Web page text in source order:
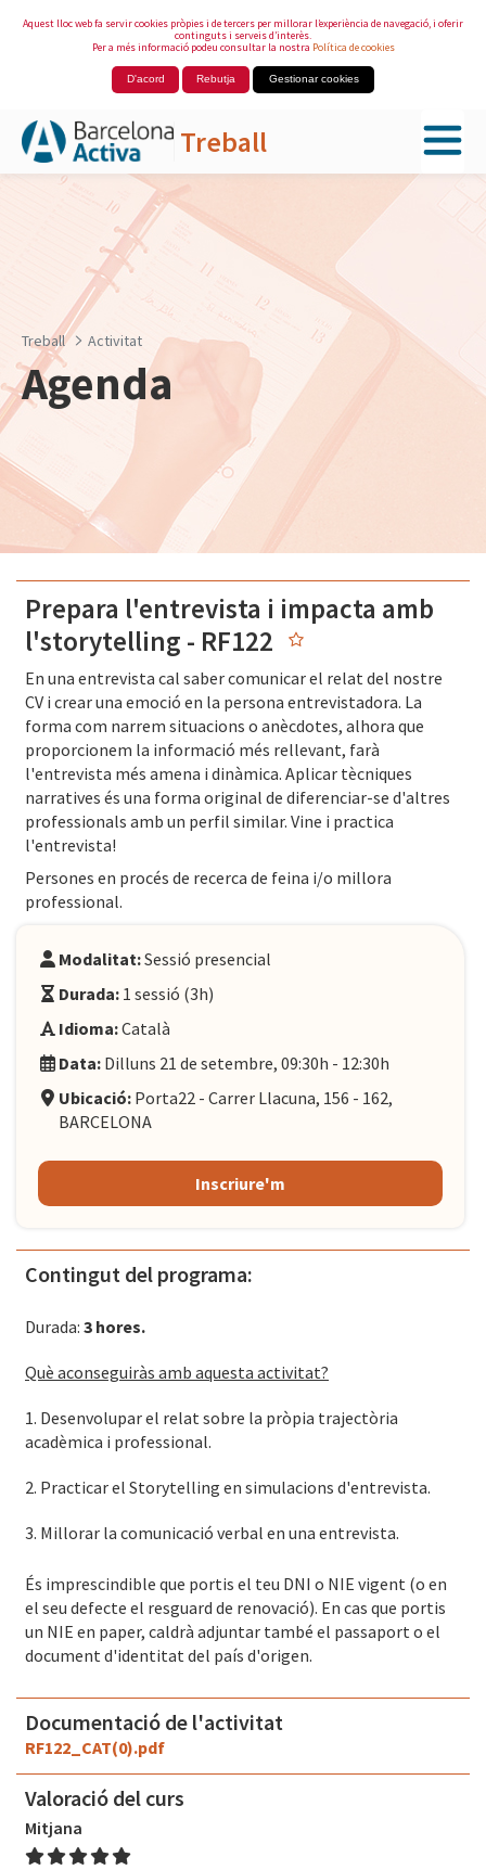
Aquest lloc web fa servir cookies pròpies i de tercers per millorar l’experiència de navegació, i oferir
continguts i serveis d’interès.
Per a més informació podeu consultar la nostra Política de cookies
D'acord Rebutja Gestionar cookies
Treball
Salta al contingut principal
Treball Activitat
Agenda
Prepara l'entrevista i impacta amb
l'storytelling - RF122
En una entrevista cal saber comunicar el relat del nostre
CV i crear una emoció en la persona entrevistadora. La
forma com narrem situacions o anècdotes, alhora que
proporcionem la informació més rellevant, farà
l'entrevista més amena i dinàmica. Aplicar tècniques
narratives és una forma original de diferenciar-se d'altres
professionals amb un perfil similar. Vine i practica
l'entrevista!
Persones en procés de recerca de feina i/o millora
professional.
Modalitat:Sessió presencial
Durada: 1 sessió (3h)
Idioma:Català
Data: Dilluns 21 de setembre, 09:30h - 12:30h
Ubicació: Porta22 - Carrer Llacuna, 156 - 162,
BARCELONA
Inscriure'm
Contingut del programa:
Durada: 3 hores.
Què aconseguiràs amb aquesta activitat?
1. Desenvolupar el relat sobre la pròpia trajectòria
acadèmica i professional.
2. Practicar el Storytelling en simulacions d'entrevista.
3. Millorar la comunicació verbal en una entrevista.
És imprescindible que portis el teu DNI o NIE vigent (o en
el seu defecte el resguard de renovació). En cas que portis
un NIE en paper, caldrà adjuntar també el passaport o el
document d'identitat del país d'origen.
Documentació de l'activitat
RF122_CAT(0).pdf
Valoració del curs
Mitjana